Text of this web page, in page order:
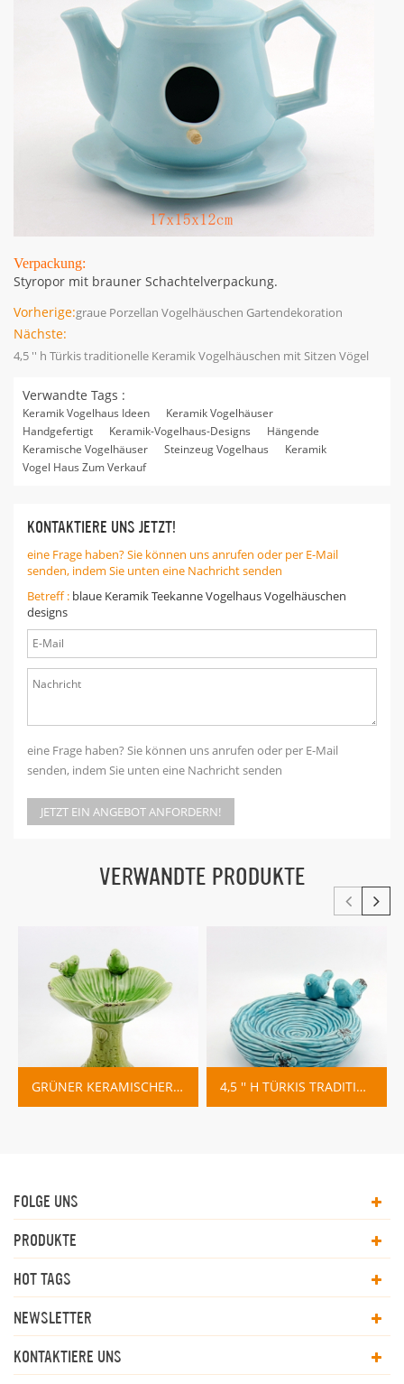
Verpackung:
Styropor mit brauner Schachtelverpackung.
Vorherige:graue Porzellan Vogelhäuschen Gartendekoration
Nächste:
4,5 '' h Türkis traditionelle Keramik Vogelhäuschen mit Sitzen Vögel
Verwandte Tags :
Keramik Vogelhaus Ideen
Keramik Vogelhäuser
Handgefertigt
Keramik-Vogelhaus-Designs
Hängende
Keramische Vogelhäuser
Steinzeug Vogelhaus
Keramik
Vogel Haus Zum Verkauf
KONTAKTIERE UNS JETZT!
eine Frage haben? Sie können uns anrufen oder per E-Mail
senden, indem Sie unten eine Nachricht senden
Betreff : blaue Keramik Teekanne Vogelhaus Vogelhäuschen
designs
eine Frage haben? Sie können uns anrufen oder per E-Mail
senden, indem Sie unten eine Nachricht senden
JETZT EIN ANGEBOT ANFORDERN!
VERWANDTE PRODUKTE
GRÜNER KERAMISCHER VOGELFUTTERAUTOMAT AUF STAND 4,5 '' H TÜRKIS TRADITIONELLE KERAMIK VOGELHÄUSCHEN MIT SITZEN VÖGEL
FOLGE UNS
PRODUKTE
HOT TAGS
NEWSLETTER
KONTAKTIERE UNS